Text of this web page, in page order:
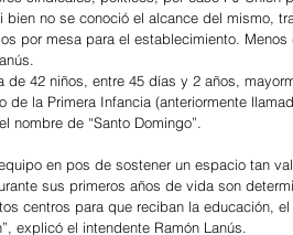
bien no se conoció el alcance del mismo,
por mesa para el establecimiento.
42 niños, entre 45 días y 2 años,
de la Primera Infancia (anteriormente
nombre de “Santo Domingo”.
en pos de sostener un espacio tan
sus primeros años de vida son
centros para que reciban la educación,
explicó el intendente Ramón Lanús.